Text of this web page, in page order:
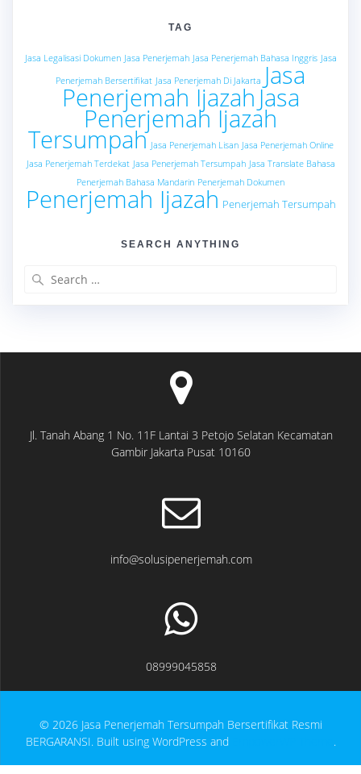
TAG
Jasa Legalisasi Dokumen Jasa Penerjemah Jasa Penerjemah Bahasa Inggris Jasa
Penerjemah Bersertifikat Jasa Penerjemah Di Jakarta Jasa
Penerjemah Ijazah Jasa
Penerjemah Ijazah
Tersumpah Jasa Penerjemah Lisan Jasa Penerjemah Online
Jasa Penerjemah Terdekat Jasa Penerjemah Tersumpah Jasa Translate Bahasa
Penerjemah Bahasa Mandarin Penerjemah Dokumen
Penerjemah Ijazah Penerjemah Tersumpah
SEARCH ANYTHING
Jl. Tanah Abang 1 No. 11F Lantai 3 Petojo Selatan Kecamatan
Gambir Jakarta Pusat 10160
info@solusipenerjemah.com
08999045858
© 2026 Jasa Penerjemah Tersumpah Bersertifikat Resmi
BERGARANSI. Built using WordPress and
.